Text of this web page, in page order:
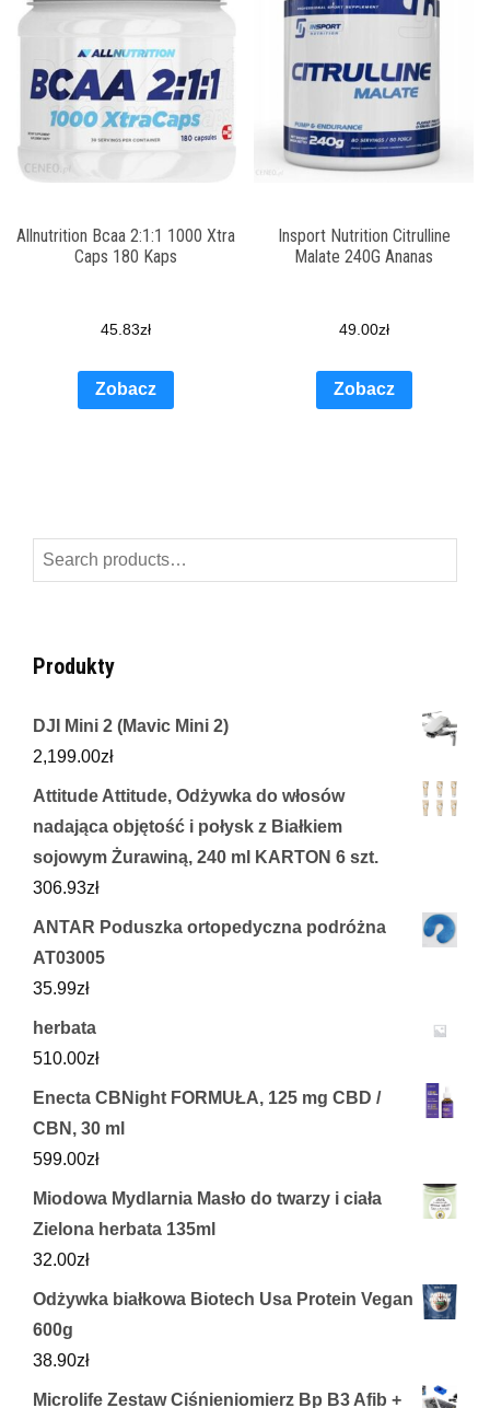
Allnutrition Bcaa 2:1:1 1000 Xtra
Caps 180 Kaps
45.83zł
Zobacz
Insport Nutrition Citrulline
Malate 240G Ananas
49.00zł
Zobacz
Search
for:
Produkty
DJI Mini 2 (Mavic Mini 2)
2,199.00zł
Attitude Attitude, Odżywka do włosów
nadająca objętość i połysk z Białkiem
sojowym Żurawiną, 240 ml KARTON 6 szt.
306.93zł
ANTAR Poduszka ortopedyczna podróżna
AT03005
35.99zł
herbata
510.00zł
Enecta CBNight FORMUŁA, 125 mg CBD /
CBN, 30 ml
599.00zł
Miodowa Mydlarnia Masło do twarzy i ciała
Zielona herbata 135ml
32.00zł
Odżywka białkowa Biotech Usa Protein Vegan
600g
38.90zł
Microlife Zestaw Ciśnieniomierz Bp B3 Afib +